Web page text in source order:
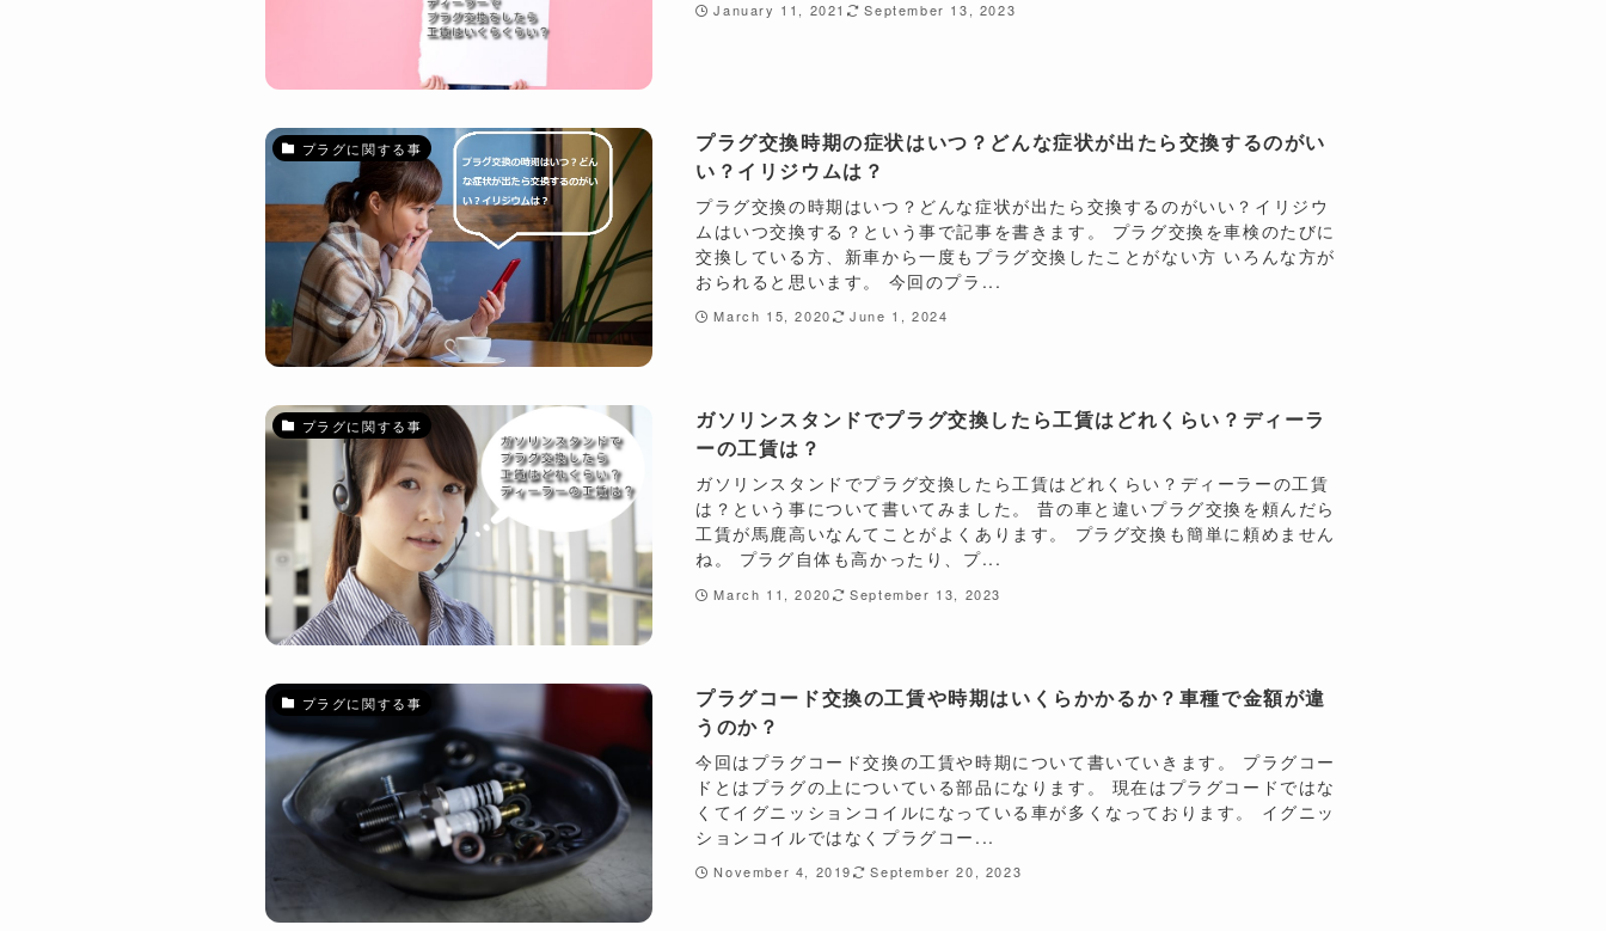
January 11, 2021 September 13, 2023
プラグに関する事
プラグ交換時期の症状はいつ？どんな症状が出たら交換するのがい
い？イリジウムは？
プラグ交換の時期はいつ？どんな症状が出たら交換するのがいい？イリジウ
ムはいつ交換する？という事で記事を書きます。 プラグ交換を車検のたびに
交換している方、新車から一度もプラグ交換したことがない方 いろんな方が
おられると思います。 今回のプラ...
March 15, 2020 June 1, 2024
プラグに関する事
ガソリンスタンドでプラグ交換したら工賃はどれくらい？ディーラ
ーの工賃は？
ガソリンスタンドでプラグ交換したら工賃はどれくらい？ディーラーの工賃
は？という事について書いてみました。 昔の車と違いプラグ交換を頼んだら
工賃が馬鹿高いなんてことがよくあります。 プラグ交換も簡単に頼めません
ね。 プラグ自体も高かったり、プ...
March 11, 2020 September 13, 2023
プラグに関する事
プラグコード交換の工賃や時期はいくらかかるか？車種で金額が違
うのか？
今回はプラグコード交換の工賃や時期について書いていきます。 プラグコー
ドとはプラグの上についている部品になります。 現在はプラグコードではな
くてイグニッションコイルになっている車が多くなっております。 イグニッ
ションコイルではなくプラグコー...
November 4, 2019 September 20, 2023